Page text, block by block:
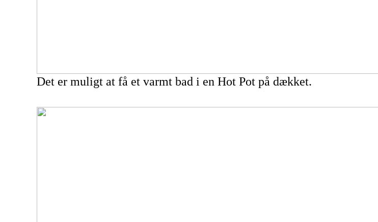
Det er muligt at få et varmt bad i en Hot Pot på dækket.